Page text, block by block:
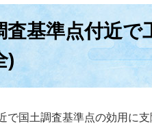
基準点付近で
)
国土調査基準点の効用に